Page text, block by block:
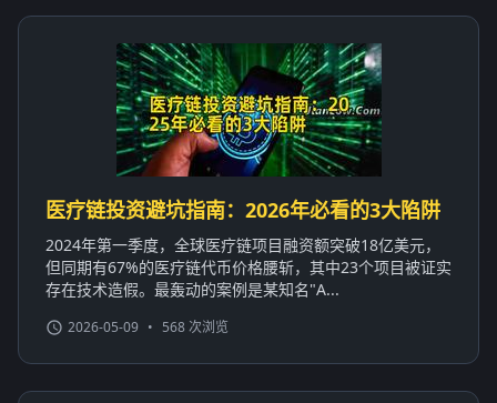
医疗链投资避坑指南：2026年必看的3大陷阱
2024年第一季度，全球医疗链项目融资额突破18亿美元，
但同期有67%的医疗链代币价格腰斩，其中23个项目被证实
存在技术造假。最轰动的案例是某知名"A...
2026-05-09 • 568 次浏览